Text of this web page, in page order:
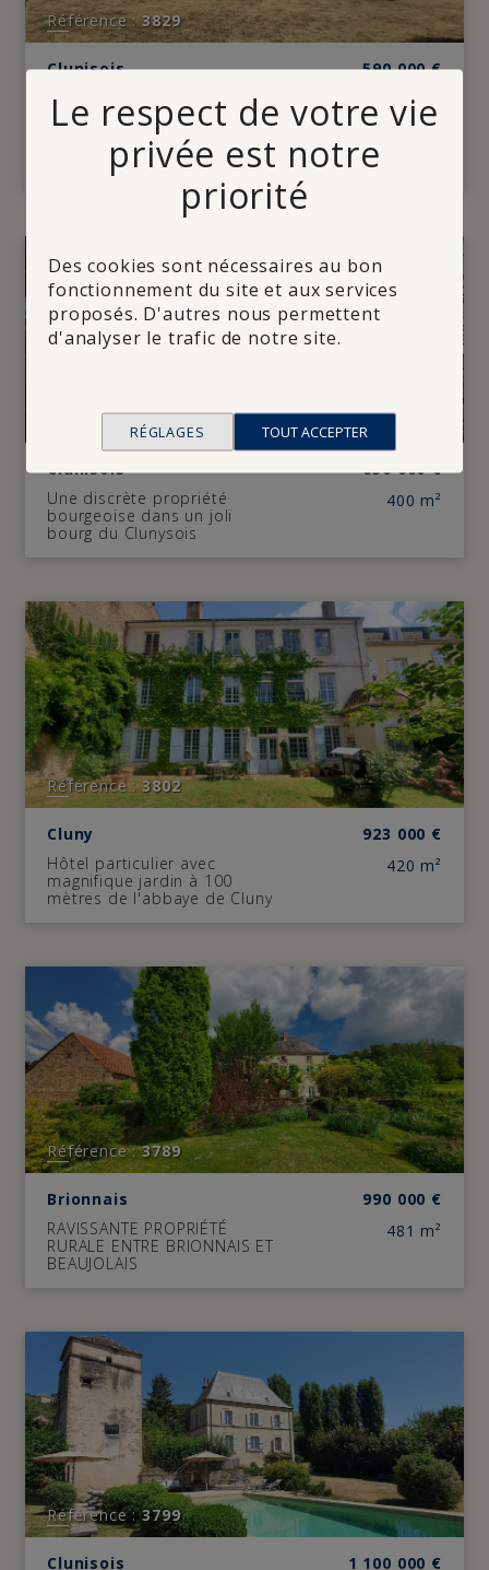
Référence :3829
Clunisois 590 000 €
12 minutes de Cluny - Belle
propriété avec vastes
dépendances et terrain
arboré agrémenté d'une
193 m²
Référence :3816
Clunisois 630 000 €
Une discrète propriété
bourgeoise dans un joli
bourg du Clunysois
400 m²
Référence :3802
Cluny 923 000 €
Hôtel particulier avec
magnifique jardin à 100
mètres de l'abbaye de Cluny
420 m²
Référence :3789
Brionnais 990 000 €
RAVISSANTE PROPRIÉTÉ
RURALE ENTRE BRIONNAIS ET
BEAUJOLAIS
481 m²
Référence :3799
Clunisois 1 100 000 €
Le respect de votre vie
privée est notre
priorité
Des cookies sont nécessaires au bon
fonctionnement du site et aux services
proposés. D'autres nous permettent
d'analyser le trafic de notre site.
RÉGLAGES TOUT ACCEPTER